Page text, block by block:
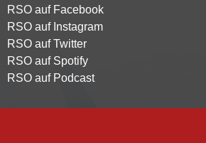
Footer
menu
RSO auf Facebook
RSO auf Instagram
RSO auf Twitter
RSO auf Spotify
RSO auf Podcast